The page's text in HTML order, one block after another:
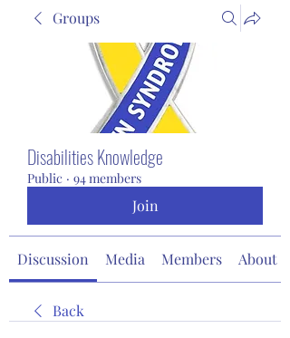
Groups
Disabilities Knowledge
Public · 94 members
Join
Discussion Media Members About
Back